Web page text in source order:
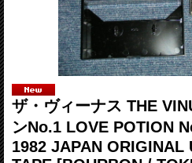
ザ・ヴィーナス THE
ンNo.1 LOVE POTION
1982 JAPAN ORIGINAL